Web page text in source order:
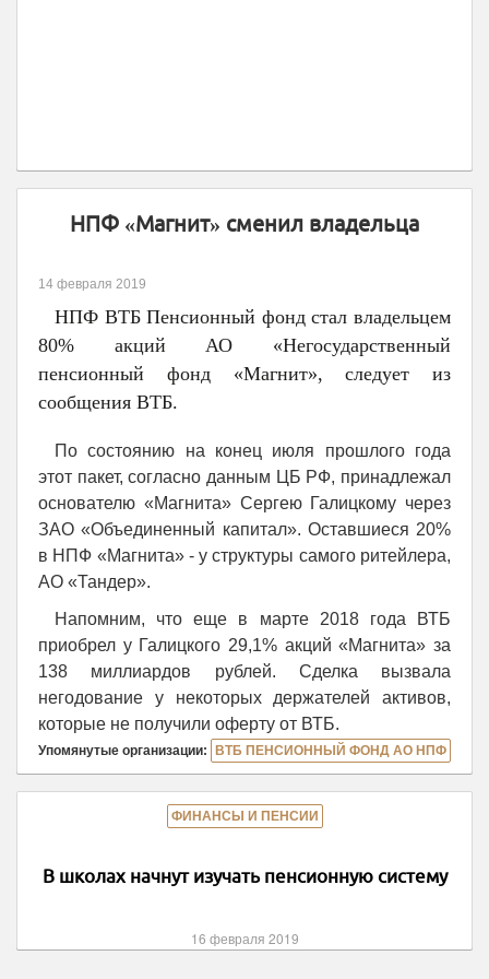
НПФ «Магнит» сменил владельца
14 февраля 2019
НПФ ВТБ Пенсионный фонд стал владельцем
80% акций АО «Негосударственный
пенсионный фонд «Магнит», следует из
сообщения ВТБ.
По состоянию на конец июля прошлого года
этот пакет, согласно данным ЦБ РФ, принадлежал
основателю «Магнита» Сергею Галицкому через
ЗАО «Объединенный капитал». Оставшиеся 20%
в НПФ «Магнита» - у структуры самого ритейлера,
АО «Тандер».
Напомним, что еще в марте 2018 года ВТБ
приобрел у Галицкого 29,1% акций «Магнита» за
138 миллиардов рублей. Сделка вызвала
негодование у некоторых держателей активов,
которые не получили оферту от ВТБ.
Упомянутые организации: ВТБ ПЕНСИОННЫЙ ФОНД АО НПФ
ФИНАНСЫ И ПЕНСИИ
В школах начнут изучать пенсионную систему
16 февраля 2019